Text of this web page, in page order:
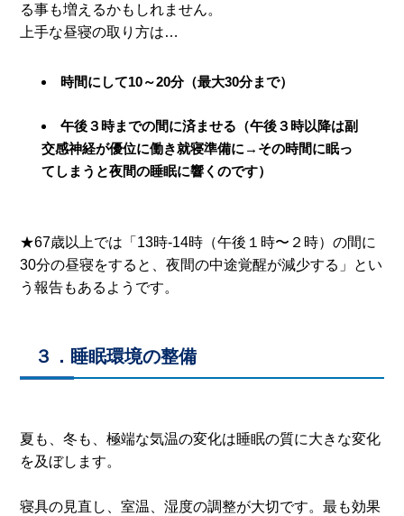
る事も増えるかもしれません。
上手な昼寝の取り方は…
時間にして10～20分（最大30分まで）
午後３時までの間に済ませる（午後３時以降は副
交感神経が優位に働き就寝準備に→その時間に眠っ
てしまうと夜間の睡眠に響くのです）
★67歳以上では「13時-14時（午後１時〜２時）の間に
30分の昼寝をすると、夜間の中途覚醒が減少する」とい
う報告もあるようです。
３．睡眠環境の整備
夏も、冬も、極端な気温の変化は睡眠の質に大きな変化
を及ぼします。
寝具の見直し、室温、湿度の調整が大切です。最も効果